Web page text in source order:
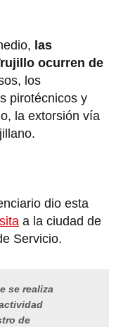
las
ocurren de
los
pirotécnicos y
la extorsión vía
dio esta
a la ciudad de
Servicio.
se realiza
de